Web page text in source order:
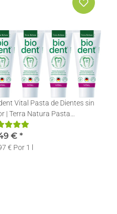
Vital Pasta de Dientes sin
| Terra Natura Pasta
| 4 x 75ml
€ *
€ Por 1 l